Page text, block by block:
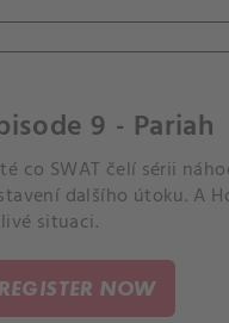
9 - Pariah
co SWAT čelí sérii
dalšího útoku. A
situaci.
REGISTER NOW